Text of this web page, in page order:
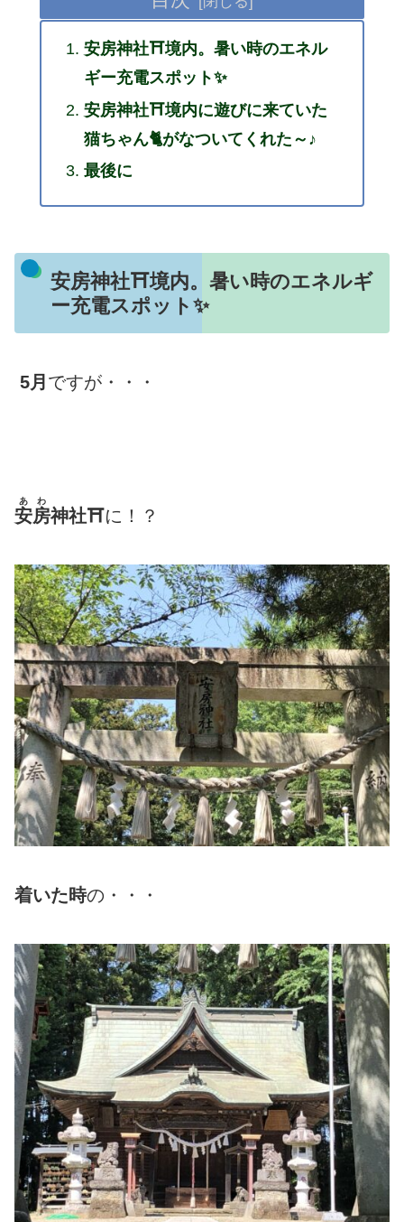
安房神社⛩境内。暑い時のエネル
ギー充電スポット✨
安房神社⛩境内に遊びに来ていた
猫ちゃん🐈がなついてくれた～♪
最後に
安房神社⛩境内。暑い時のエネルギ
ー充電スポット✨
5月 ですが・・・
安房
あわ
神社⛩に！？
着いた時の・・・